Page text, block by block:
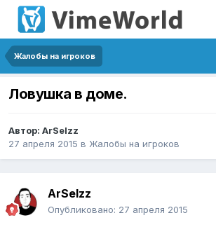
Жалобы на игроков
Ловушка в доме.
Автор: ArSelzz
27 апреля 2015 в Жалобы на игроков
ArSelzz
Опубликовано: 27 апреля 2015